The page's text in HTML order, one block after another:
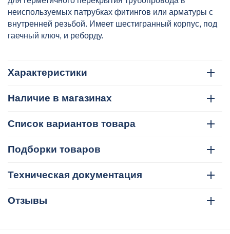
неиспользуемых патрубках фитингов или арматуры с
внутренней резьбой. Имеет шестигранный корпус, под
гаечный ключ, и реборду.
Характеристики
Наличие в магазинах
Список вариантов товара
Подборки товаров
Техническая документация
Отзывы